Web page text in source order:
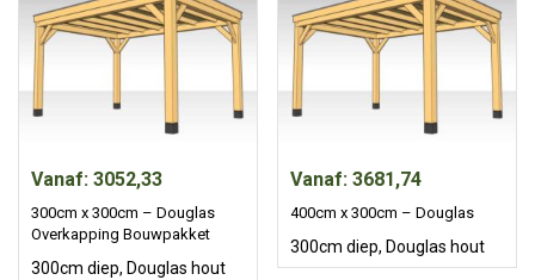
Vanaf: 3052,33
300cm x 300cm – Douglas
Overkapping Bouwpakket
300cm diep, Douglas hout
Vanaf: 3681,74
400cm x 300cm – Douglas
300cm diep, Douglas hout